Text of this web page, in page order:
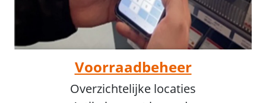
Voorraadbeheer
Overzichtelijke locaties